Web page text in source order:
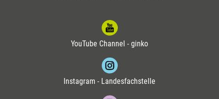
YouTube Channel - ginko
Instagram - Landesfachstelle